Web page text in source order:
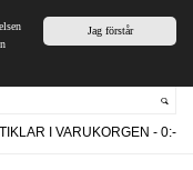
Jag förstår
I VARUKORGEN - 0:-